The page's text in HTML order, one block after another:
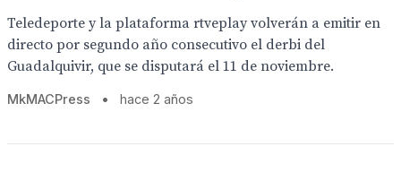
Teledeporte y la plataforma rtveplay volverán a emitir en
directo por segundo año consecutivo el derbi del
Guadalquivir, que se disputará el 11 de noviembre.
MkMACPress • hace 2 años